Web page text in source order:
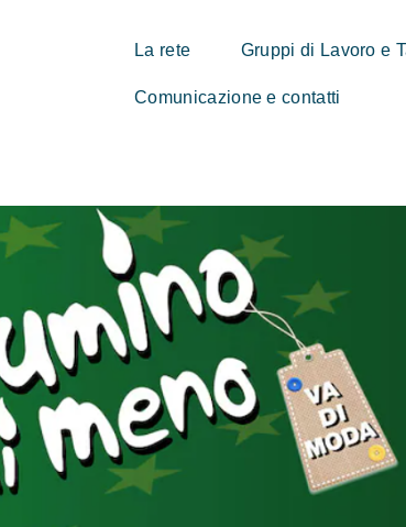
La rete Gruppi di Lavoro e
Comunicazione e contatti